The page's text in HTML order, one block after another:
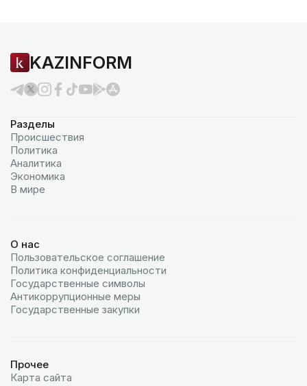
KAZINFORM
Разделы
Происшествия
Политика
Аналитика
Экономика
В мире
О нас
Пользовательское соглашение
Политика конфиденциальности
Государственные символы
Антикоррупционные меры
Государственные закупки
Прочее
Карта сайта